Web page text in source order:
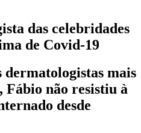
das celebridades
de Covid-19
dermatologistas mais
Fábio não resistiu à
desde